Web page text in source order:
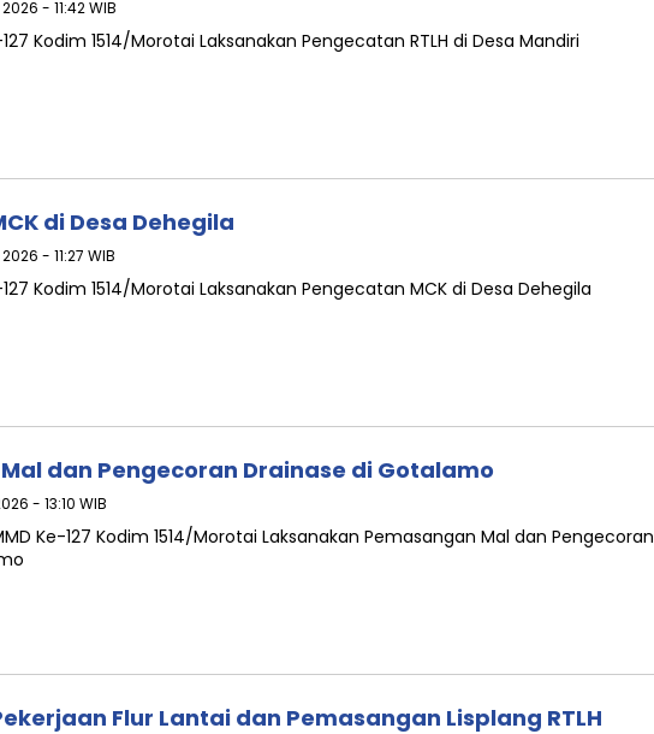
- 11:42 WIB
Kodim 1514/Morotai Laksanakan Pengecatan RTLH di Desa Mandiri
di Desa Dehegila
- 11:27 WIB
Kodim 1514/Morotai Laksanakan Pengecatan MCK di Desa Dehegila
dan Pengecoran Drainase di Gotalamo
- 13:10 WIB
Ke-127 Kodim 1514/Morotai Laksanakan Pemasangan Mal dan Pengecoran
Flur Lantai dan Pemasangan Lisplang RTLH